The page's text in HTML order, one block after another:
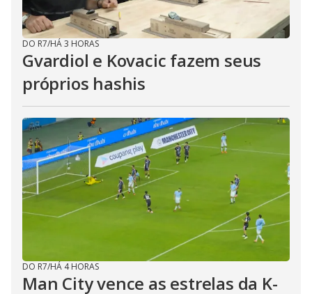
DO R7/HÁ 3 HORAS
Gvardiol e Kovacic fazem seus
próprios hashis
DO R7/HÁ 4 HORAS
Man City vence as estrelas da K-